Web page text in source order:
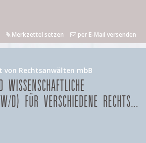
Merkzettel setzen per E-Mail versenden
von Rechtsanwälten mbB
WISSENSCHAFTLICHE
D) FÜR VERSCHIEDENE RECHTS...